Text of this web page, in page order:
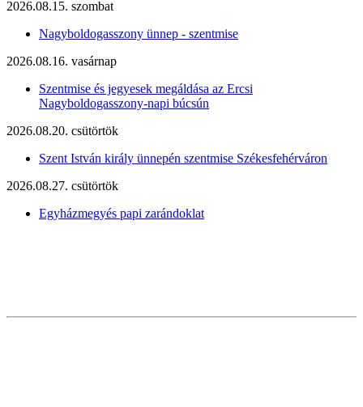
2026.08.15. szombat
Nagyboldogasszony ünnep - szentmise
2026.08.16. vasárnap
Szentmise és jegyesek megáldása az Ercsi
Nagyboldogasszony-napi búcsún
2026.08.20. csütörtök
Szent István király ünnepén szentmise Székesfehérváron
2026.08.27. csütörtök
Egyházmegyés papi zarándoklat